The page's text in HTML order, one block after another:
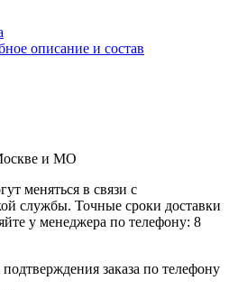
описание и состав
и МО
меняться в связи с
службы. Точные сроки доставки
у менеджера по телефону: 8
заказа по телефону